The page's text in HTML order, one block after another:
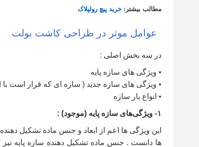
مطالب بیشتر: خرید پیچ رولپلاک
عوامل موثر در طراحی کاشت بولت
در سه بخش اصلی :
• ویژگی های سازه پایه
• ویژگی های سازه جدید ( سازه ای که قرار است با
• انواع بار سازه
۱- ویژگی‌های سازه پایه (موجود):
این ویژگی ها اعم از ابعاد و جنس ماده تشکیل
ها دانست . جنس ماده تشکیل دهنده سازه پایه